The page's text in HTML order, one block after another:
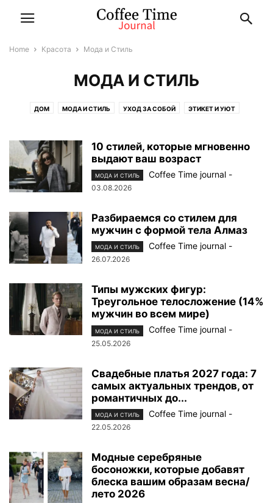
Home Красота Мода и Стиль
МОДА И СТИЛЬ
ДОМ МОДА И СТИЛЬ УХОД ЗА СОБОЙ ЭТИКЕТ И УЮТ
10 стилей, которые мгновенно
выдают ваш возраст
МОДА И СТИЛЬ Coffee Time journal -
03.08.2026
Разбираемся со стилем для
мужчин с формой тела Алмаз
МОДА И СТИЛЬ Coffee Time journal -
26.07.2026
Типы мужских фигур:
Треугольное телосложение (14%
мужчин во всем мире)
МОДА И СТИЛЬ Coffee Time journal -
25.05.2026
Свадебные платья 2027 года: 7
самых актуальных трендов, от
романтичных до...
МОДА И СТИЛЬ Coffee Time journal -
22.05.2026
Модные серебряные
босоножки, которые добавят
блеска вашим образам весна/
лето 2026